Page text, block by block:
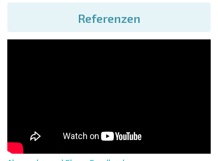
Referenzen